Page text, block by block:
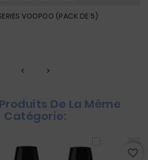
VOOPOO (PACK DE 5)
De La Même
Catégorie:
favorite_border